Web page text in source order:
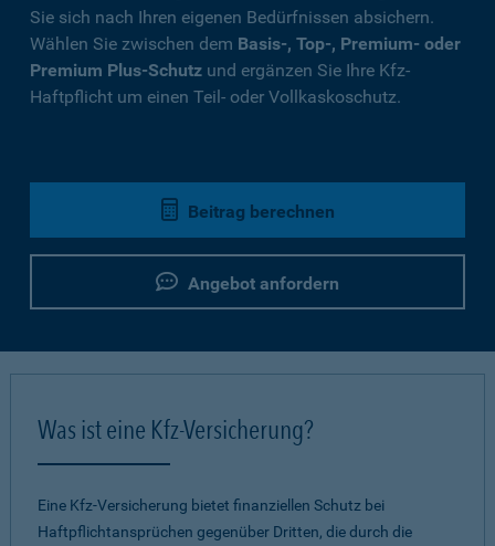
Sie sich nach Ihren eigenen Bedürfnissen absichern.
Wählen Sie zwischen dem Basis-, Top-, Premium- oder
Premium Plus-Schutz und ergänzen Sie Ihre Kfz-
Haftpflicht um einen Teil- oder Vollkaskoschutz.
Beitrag berechnen
Angebot anfordern
Was ist eine Kfz-Versicherung?
Eine Kfz-Versicherung bietet finanziellen Schutz bei
Haftpflichtansprüchen gegenüber Dritten, die durch die